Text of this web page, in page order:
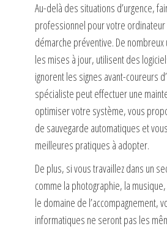
Au-delà des situations d’urgence,
professionnel pour votre
démarche préventive. De
les mises à jour, utilisent des
ignorent les signes avant-coureurs
spécialiste peut effectuer une
optimiser votre système, vous
de sauvegarde automatiques et
meilleures pratiques à adopter.
De plus, si vous travaillez dans un
comme la photographie, la
le domaine de l’accompagnement,
informatiques ne seront pas les